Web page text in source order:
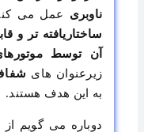
ناوبری عمل می‌
ساختاریافته ‌تر و
آن توسط
زیرعنوان ‌های
به این هدف هستند.
دوباره می گویم